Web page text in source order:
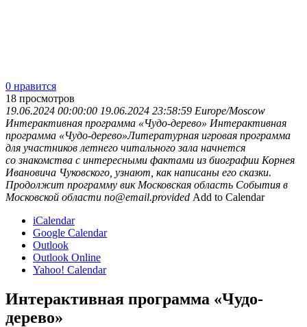
0 нравится
18 просмотров
19.06.2024 00:00:00 19.06.2024 23:58:59 Europe/Moscow
Интерактивная программа «Чудо-дерево» Интерактивная
программа «Чудо-дерево»Литературная игровая программа
для участников летнего читального зала начнется
со знакомства с интересными фактами из биографии Корнея
Ивановича Чуковского, узнают, как написаны его сказки.
Продолжит программу вик Московская область События в
Московской области no@email.provided Add to Calendar
iCalendar
Google Calendar
Outlook
Outlook Online
Yahoo! Calendar
Интерактивная программа «Чудо-
дерево»